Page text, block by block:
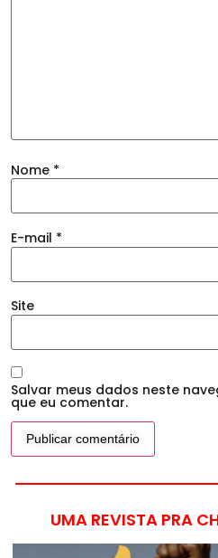
Nome *
E-mail *
Site
Salvar meus dados neste
que eu comentar.
UMA REVISTA PRA